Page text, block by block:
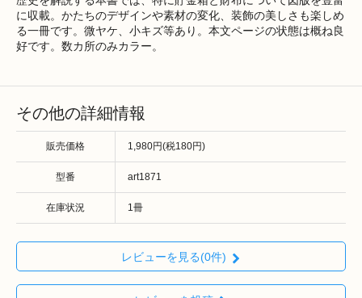
に収載。かたちのデザインや素材の変化、装飾の美しさも楽しめ
る一冊です。微ヤケ、小キズ等あり。本文ページの状態は概ね良
好です。数カ所のみカラー。
その他の詳細情報
販売価格 1,980円(税180円)
型番 art1871
在庫状況 1冊
レビューを見る(0件)